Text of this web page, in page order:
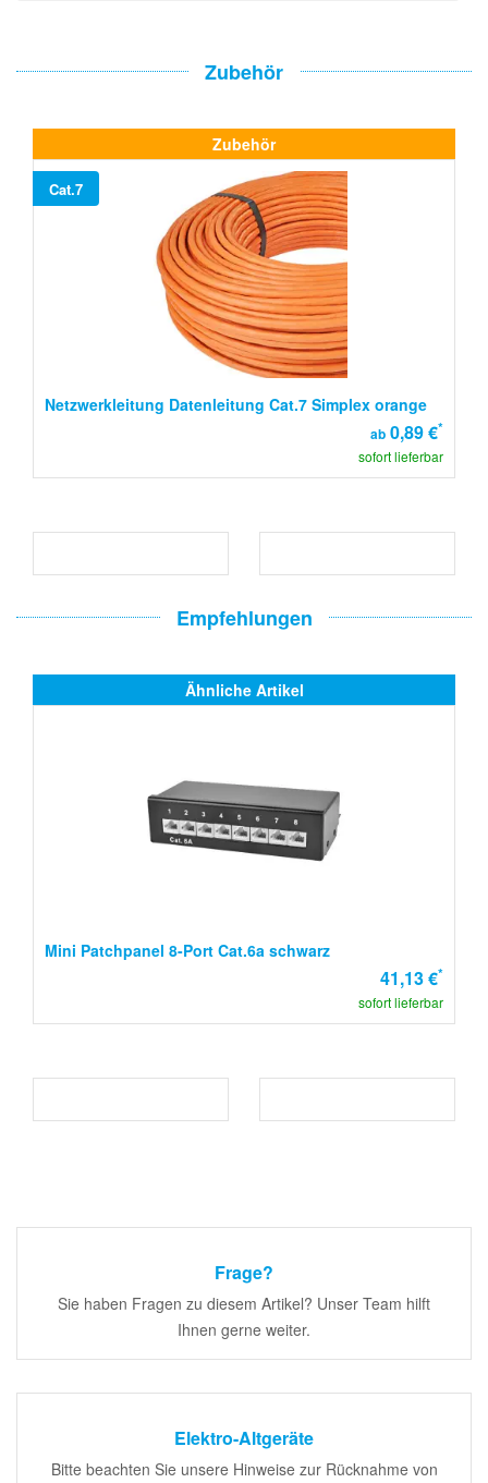
Zubehör
Zubehör
Cat.7
Netzwerkleitung Datenleitung Cat.7 Simplex orange
ab 0,89 €*
sofort lieferbar
Empfehlungen
Ähnliche Artikel
Mini Patchpanel 8-Port Cat.6a schwarz
41,13 €*
sofort lieferbar
Frage?
Sie haben Fragen zu diesem Artikel? Unser Team hilft
Ihnen gerne weiter.
Elektro-Altgeräte
Bitte beachten Sie unsere Hinweise zur Rücknahme von